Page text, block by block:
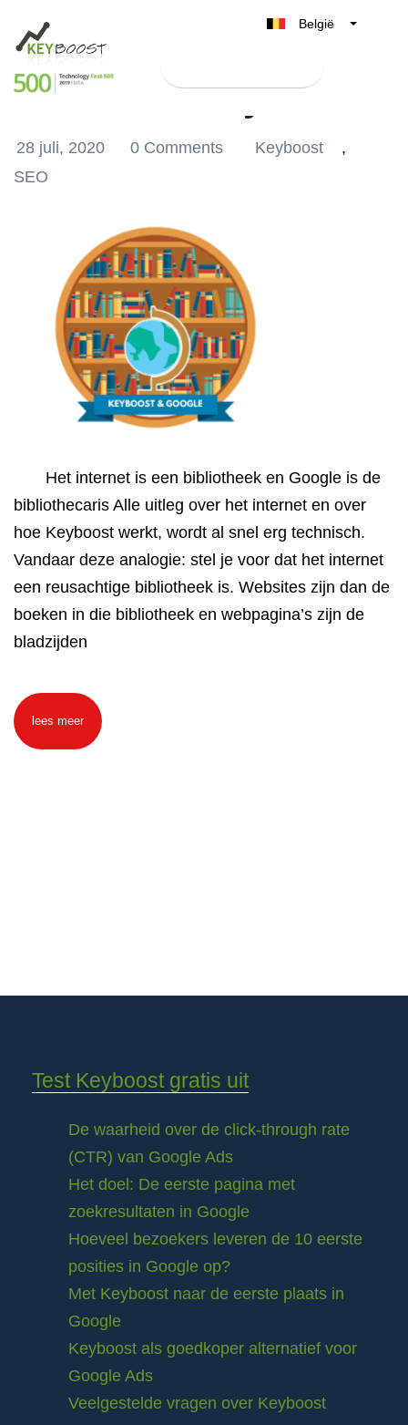
België
Nederland
Hoe werkt Keyboost?
28 juli, 2020 0 Comments Keyboost
,
SEO
Het internet is een bibliotheek en Google is de
bibliothecaris Alle uitleg over het internet en over
hoe Keyboost werkt, wordt al snel erg technisch.
Vandaar deze analogie: stel je voor dat het internet
een reusachtige bibliotheek is. Websites zijn dan de
boeken in die bibliotheek en webpagina’s zijn de
bladzijden
lees meer
Test Keyboost gratis uit
De waarheid over de click-through rate
(CTR) van Google Ads
Het doel: De eerste pagina met
zoekresultaten in Google
Hoeveel bezoekers leveren de 10 eerste
posities in Google op?
Met Keyboost naar de eerste plaats in
Google
Keyboost als goedkoper alternatief voor
Google Ads
Veelgestelde vragen over Keyboost